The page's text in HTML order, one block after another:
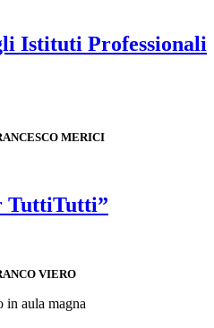
Istituti Professionali
MERICI
TuttiTutti”
VIERO